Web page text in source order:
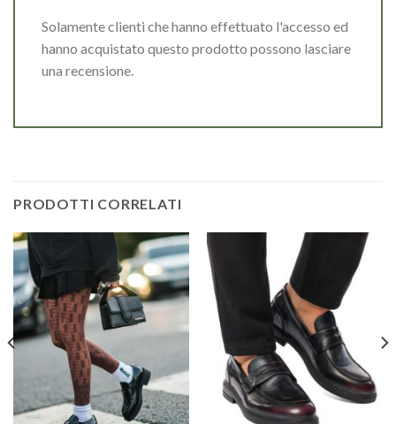
Solamente clienti che hanno effettuato l'accesso ed
hanno acquistato questo prodotto possono lasciare
una recensione.
PRODOTTI CORRELATI